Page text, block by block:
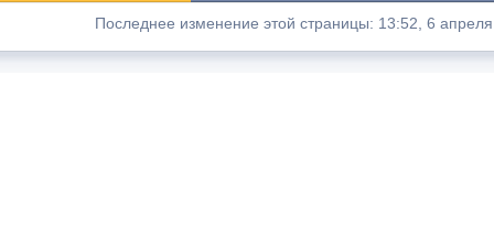
Последнее изменение этой страницы: 13:52, 6